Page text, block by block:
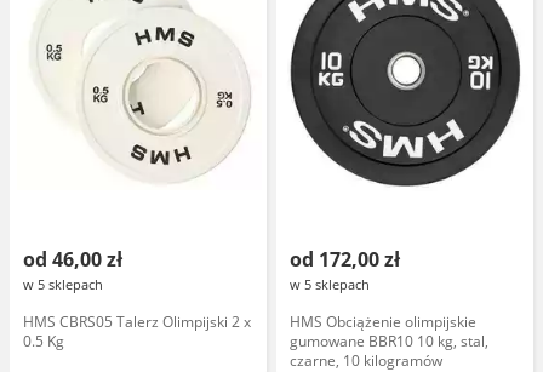
od 46,00 zł
w 5 sklepach
HMS CBRS05 Talerz Olimpijski 2 x
0.5 Kg
od 172,00 zł
w 5 sklepach
HMS Obciążenie olimpijskie
gumowane BBR10 10 kg, stal,
czarne, 10 kilogramów